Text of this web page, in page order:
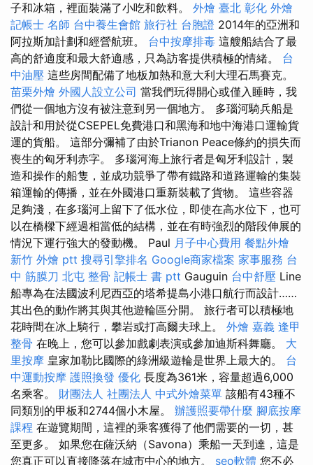
子和冰箱，裡面裝滿了小吃和飲料。 外燴 臺北 彰化 外燴
記帳士 名師 台中養生會館 旅行社 台胞證 2014年的亞洲和
阿拉斯加計劃和經營航班。 台中按摩排毒 這艘船結合了最
高的舒適度和最大舒適感，只為訪客提供積極的情緒。 台
中油壓 這些房間配備了地板加熱和意大利大理石馬賽克。
苗栗外燴 外國人設立公司 當我們玩得開心或僅入睡時，我
們從一個地方沒有被注意到另一個地方。 多瑙河騎兵船是
設計和用於從CSEPEL免費港口和黑海和地中海港口運輸貨
運的貨船。 這部分彌補了由於Trianon Peace條約的損失而
喪生的匈牙利赤字。 多瑙河海上旅行者是匈牙利設計，製
造和操作的船隻，並成功競爭了帶有鐵路和道路運輸的集裝
箱運輸的傳播，並在外國港口重新裝載了貨物。 這些容器
足夠淺，在多瑙河上留下了低水位，即使在高水位下，也可
以在橋樑下經過相當低的結構，並在有時強烈的階段伸展的
情況下運行強大的發動機。 Paul 月子中心費用 餐點外燴
新竹 外燴 ptt 搜尋引擎排名 Google商家檔案 家事服務 台
中 筋膜刀 北屯 整骨 記帳士 書 ptt Gauguin 台中舒壓 Line
船專為在法國波利尼西亞的塔希提島小港口航行而設計……
其出色的動作將其與其他遊輪區分開。 旅行者可以積極地
花時間在冰上騎行，攀岩或打高爾夫球上。 外燴 嘉義 逢甲
整骨 在晚上，您可以參加戲劇表演或參加迪斯科舞廳。 大
里按摩 皇家加勒比國際的綠洲級遊輪是世界上最大的。 台
中運動按摩 護照換發 優化 長度為361米，容量超過6,000
名乘客。 財團法人 社團法人 中式外燴菜單 該船有43種不
同類別的甲板和2744個小木屋。 辦護照要帶什麼 腳底按摩
課程 在遊覽期間，這裡的乘客獲得了他們需要的一切，甚
至更多。 如果您在薩沃納（Savona）乘船一天到達，這是
您真正可以直接降落在城市中心的地方。 seo軟體 您不必